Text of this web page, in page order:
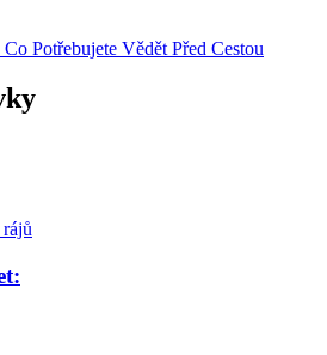
Potřebujete Vědět Před Cestou